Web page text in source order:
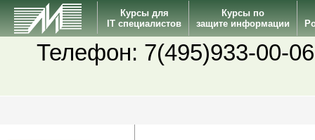
Курсы для
IT специалистов
Курсы по
защите информации
Телефон: 7(495)933-00-